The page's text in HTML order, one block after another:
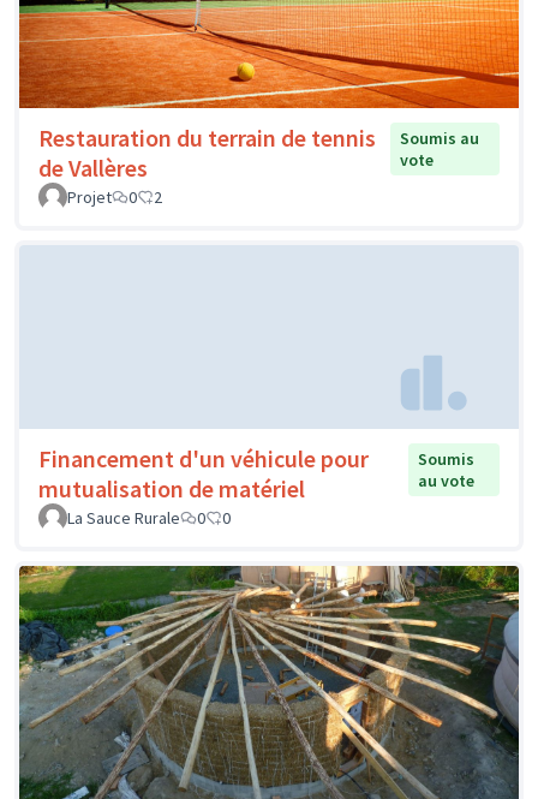
Restauration du terrain de tennis
de Vallères
Soumis au
vote
Projet
0 2
Financement d'un véhicule pour
mutualisation de matériel
Soumis
au vote
La Sauce Rurale
0 0